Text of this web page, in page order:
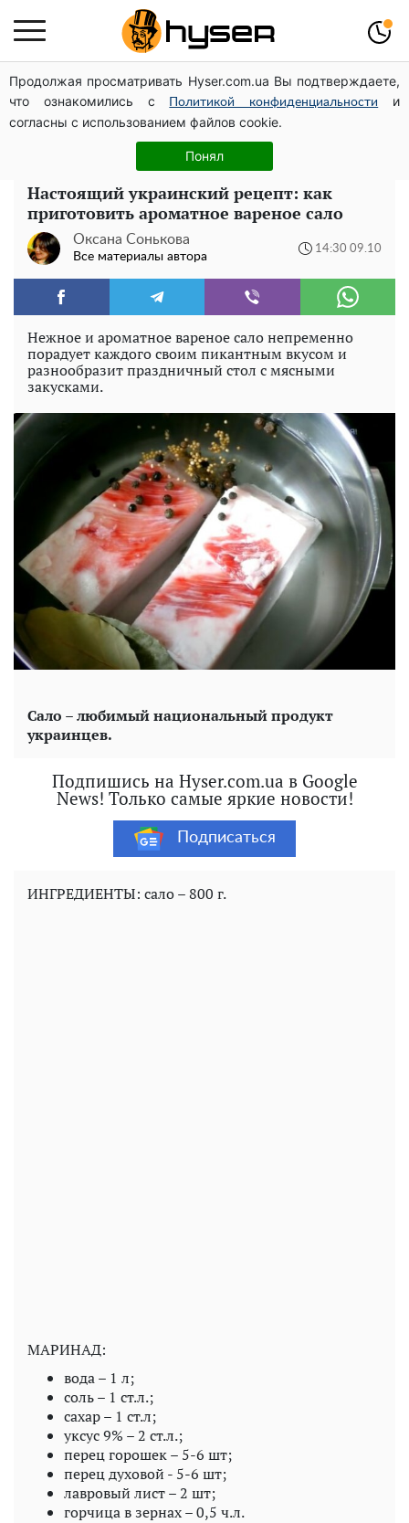
Продолжая просматривать Hyser.com.ua Вы подтверждаете,
что ознакомились с
Политикой конфиденциальности
и
согласны с использованием файлов cookie.
Понял
Полностью голая Анна Тринчер блеснула
"прелестями": таких размеров вы еще не видели
Жаль, что такое сейчас не делают для села: как
выглядел редкий ЗАЗ "Таврия" итальянской сборки
Настоящий украинский рецепт: как
приготовить ароматное вареное сало
Оксана Сонькова
Все материалы автора
14:30 09.10
Нежное и ароматное вареное сало непременно
порадует каждого своим пикантным вкусом и
разнообразит праздничный стол с мясными
закусками.
Сало – любимый национальный продукт
украинцев.
Подпишись на Hyser.com.ua в Google
News! Только самые яркие новости!
Подписаться
ИНГРЕДИЕНТЫ: сало – 800 г.
МАРИНАД:
вода – 1 л;
соль – 1 ст.л.;
сахар – 1 ст.л;
уксус 9% – 2 ст.л.;
перец горошек – 5-6 шт;
перец духовой - 5-6 шт;
лавровый лист – 2 шт;
горчица в зернах – 0,5 ч.л.